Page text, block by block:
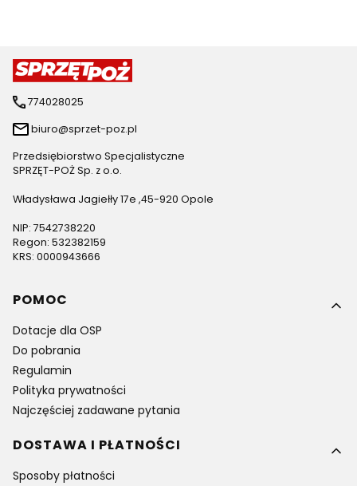
774028025
biuro@sprzet-poz.pl
Przedsiębiorstwo Specjalistyczne
SPRZĘT-POŻ Sp. z o.o.
Władysława Jagiełły 17e ,45-920 Opole
NIP: 7542738220
Regon: 532382159
KRS: 0000943666
Linki w stopce
POMOC
Dotacje dla OSP
Do pobrania
Regulamin
Polityka prywatności
Najczęściej zadawane pytania
DOSTAWA I PŁATNOŚCI
Sposoby płatności